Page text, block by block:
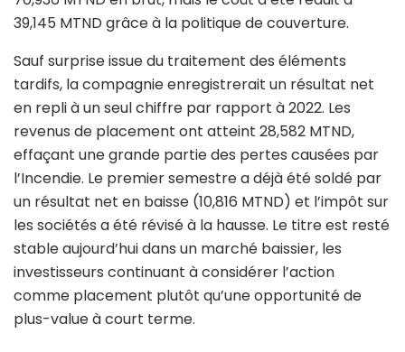
39,145 MTND grâce à la politique de couverture.
Sauf surprise issue du traitement des éléments
tardifs, la compagnie enregistrerait un résultat net
en repli à un seul chiffre par rapport à 2022. Les
revenus de placement ont atteint 28,582 MTND,
effaçant une grande partie des pertes causées par
l’Incendie. Le premier semestre a déjà été soldé par
un résultat net en baisse (10,816 MTND) et l’impôt sur
les sociétés a été révisé à la hausse. Le titre est resté
stable aujourd’hui dans un marché baissier, les
investisseurs continuant à considérer l’action
comme placement plutôt qu’une opportunité de
plus-value à court terme.